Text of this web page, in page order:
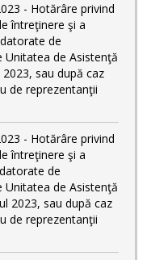
- Hotărâre privind
întreţinere şi a
de
Unitatea de Asistenţă
sau după caz
de reprezentanţii
- Hotărâre privind
întreţinere şi a
de
Unitatea de Asistenţă
2023, sau după caz
de reprezentanţii